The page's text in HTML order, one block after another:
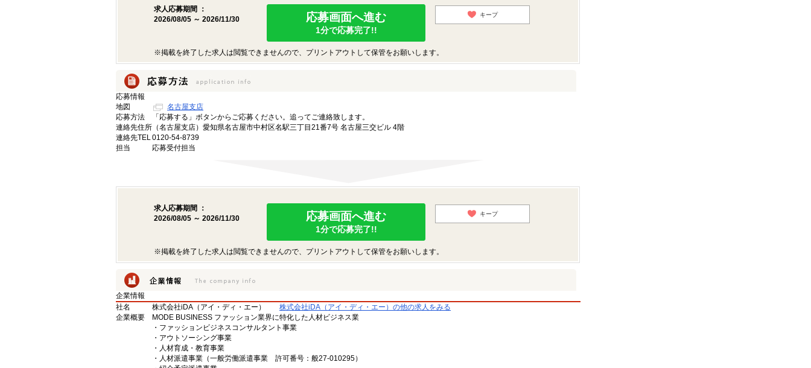
求人応募期間 ：
2026/08/05 ～ 2026/11/30
応募画面へ進む
1分で応募完了!!
キープ
※掲載を終了した求人は閲覧できませんので、プリントアウトして保管をお願いします。
応募情報
地図
名古屋支店
応募方法
「応募する」ボタンからご応募ください。追ってご連絡致します。
連絡先住所 （名古屋支店）愛知県名古屋市中村区名駅三丁目21番7号 名古屋三交ビル 4階
連絡先TEL0120-54-8739
担当
応募受付担当
求人応募期間 ：
2026/08/05 ～ 2026/11/30
応募画面へ進む
1分で応募完了!!
キープ
※掲載を終了した求人は閲覧できませんので、プリントアウトして保管をお願いします。
企業情報
社名
株式会社iDA（アイ・ディ・エー）
株式会社iDA（アイ・ディ・エー）の他の求人をみる
企業概要
MODE BUSINESS ファッション業界に特化した人材ビジネス業
・ファッションビジネスコンサルタント事業
・アウトソーシング事業
・人材育成・教育事業
・人材派遣事業（一般労働派遣事業 許可番号：般27-010295）